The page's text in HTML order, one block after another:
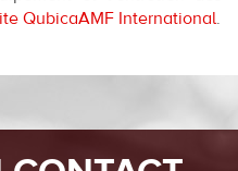
QubicaAMF International.